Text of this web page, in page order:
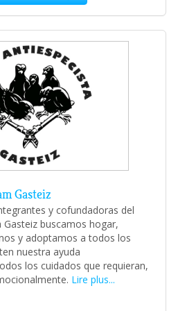
Gasteiz
y cofundadoras del
Gasteiz buscamos hogar,
y adoptamos a todos los
nuestra ayuda
los cuidados que requieran,
Lire plus...